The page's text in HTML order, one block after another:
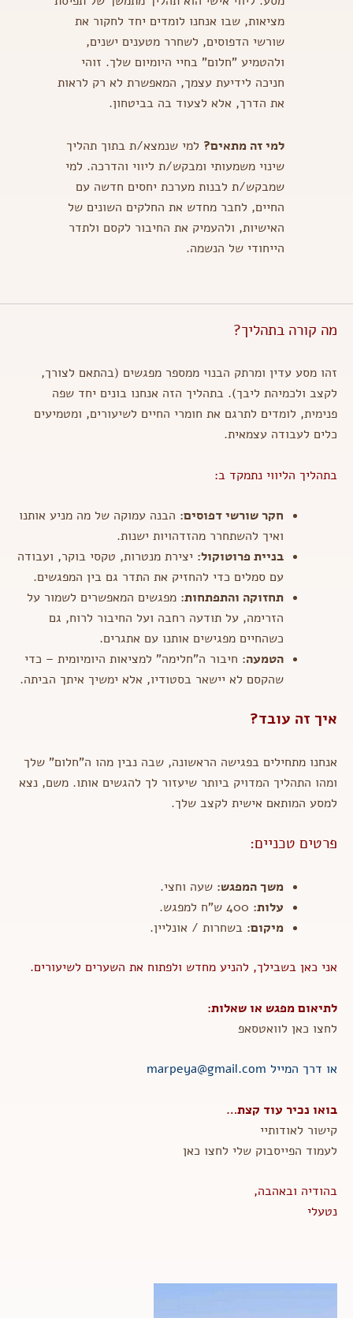
מציאות, שבו אנחנו לומדים יחד לחקור את
שורשי הדפוסים, לשחרר מטענים ישנים,
ולהטמיע "חלום" בחיי היומיום שלך. זוהי
חניכה לידיעת עצמך, המאפשרת לא רק לראות
את הדרך, אלא לצעוד בה בביטחון.
למי זה מתאים?למי שנמצא/ת בתוך תהליך
שינוי משמעותי ומבקש/ת ליווי והדרכה. למי
שמבקש/ת לבנות מערכת יחסים חדשה עם
החיים, לחבר מחדש את החלקים השונים של
האישיות, ולהעמיק את החיבור לקסם ולתדר
הייחודי של הנשמה.
מה קורה בתהליך?
זהו מסע עדין ומרתק הבנוי ממספר מפגשים (בהתאם לצורך,
לקצב ולכמיהת ליבך). בתהליך הזה אנחנו בונים יחד שפה
פנימית, לומדים לתרגם את חומרי החיים לשיעורים, ומטמיעים
כלים לעבודה עצמאית.
בתהליך הליווי נתמקד ב:
חקר שורשי דפוסים:הבנה עמוקה של מה מניע אותנו
ואיך להשתחרר מהזדהויות ישנות.
בניית פרוטוקול:יצירת מנטרות, טקסי בוקר, ועבודה
עם סמלים כדי להחזיק את התדר גם בין המפגשים.
תחזוקה והתפתחות:מפגשים המאפשרים לשמור על
הזרימה, על תודעה רחבה ועל החיבור לרוח, גם
כשהחיים מפגישים אותנו עם אתגרים.
הטמעה:חיבור ה"חלימה" למציאות היומיומית – כדי
שהקסם לא יישאר בסטודיו, אלא ימשיך איתך הביתה.
איך זה עובד?
אנחנו מתחילים בפגישה הראשונה, שבה נבין מהו ה"חלום" שלך
ומהו התהליך המדויק ביותר שיעזור לך להגשים אותו. משם, נצא
למסע המותאם אישית לקצב שלך.
פרטים טכניים:
משך המפגש:שעה וחצי.
עלות:400 ש"ח למפגש.
מיקום:בשחרות / אונליין.
אני כאן בשבילך,להניע מחדש ולפתוח את השערים לשיעורים.
לתיאום מפגש או שאלות:
לחצו כאן לוואטסאפ
או דרך המיילmarpeya@gmail.com
בואו נכיר עוד קצת…
קישור לאודותיי
לעמוד הפייסבוק שלי לחצו כאן
בהודיה ובאהבה,
נטעלי